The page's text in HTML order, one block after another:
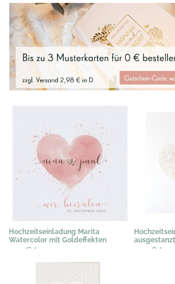
Hochzeitseinladung Marita
Watercolor mit Goldeffekten
2,19 € * 2,15 € *